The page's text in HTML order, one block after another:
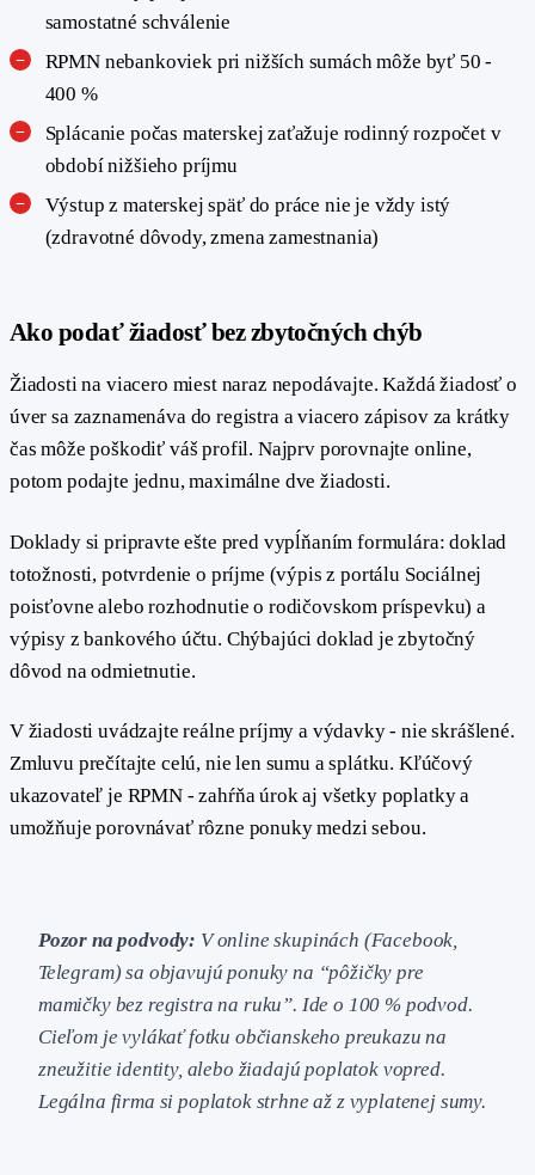
samostatné schválenie
RPMN nebankoviek pri nižších sumách môže byť 50 -
400 %
Splácanie počas materskej zaťažuje rodinný rozpočet v
období nižšieho príjmu
Výstup z materskej späť do práce nie je vždy istý
(zdravotné dôvody, zmena zamestnania)
Ako podať žiadosť bez zbytočných chýb
Žiadosti na viacero miest naraz nepodávajte. Každá žiadosť o
úver sa zaznamenáva do registra a viacero zápisov za krátky
čas môže poškodiť váš profil. Najprv porovnajte online,
potom podajte jednu, maximálne dve žiadosti.
Doklady si pripravte ešte pred vypĺňaním formulára: doklad
totožnosti, potvrdenie o príjme (výpis z portálu Sociálnej
poisťovne alebo rozhodnutie o rodičovskom príspevku) a
výpisy z bankového účtu. Chýbajúci doklad je zbytočný
dôvod na odmietnutie.
V žiadosti uvádzajte reálne príjmy a výdavky - nie skrášlené.
Zmluvu prečítajte celú, nie len sumu a splátku. Kľúčový
ukazovateľ je RPMN - zahŕňa úrok aj všetky poplatky a
umožňuje porovnávať rôzne ponuky medzi sebou.
Pozor na podvody: V online skupinách (Facebook,
Telegram) sa objavujú ponuky na “pôžičky pre
mamičky bez registra na ruku”. Ide o 100 % podvod.
Cieľom je vylákať fotku občianskeho preukazu na
zneužitie identity, alebo žiadajú poplatok vopred.
Legálna firma si poplatok strhne až z vyplatenej sumy.